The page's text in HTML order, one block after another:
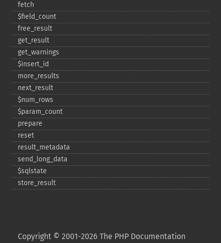
fetch
$field_​count
free_​result
get_​result
get_​warnings
$insert_​id
more_​results
next_​result
$num_​rows
$param_​count
prepare
reset
result_​metadata
send_​long_​data
$sqlstate
store_​result
Copyright © 2001-2026 The PHP Documentation